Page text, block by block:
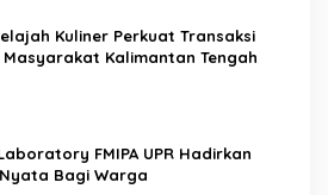
Kuliner Perkuat Transaksi
Kalimantan Tengah
FMIPA UPR Hadirkan
Bagi Warga